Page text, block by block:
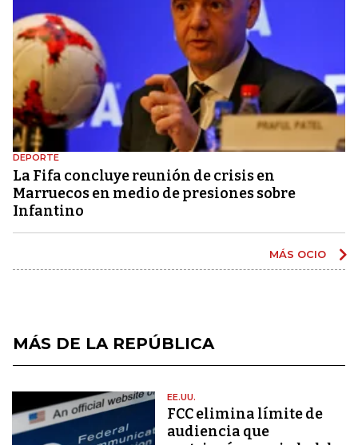
DEPORTE
La Fifa concluye reunión de crisis en
Marruecos en medio de presiones sobre
Infantino
MÁS OCIO
MÁS DE LA REPÚBLICA
EE.UU.
FCC elimina límite de
audiencia que